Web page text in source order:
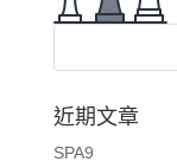
近期文章
SPA9